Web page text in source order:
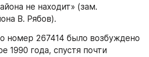
не находит» (зам.
В. Рябов).
номер 267414 было возбуждено
1990 года, спустя почти